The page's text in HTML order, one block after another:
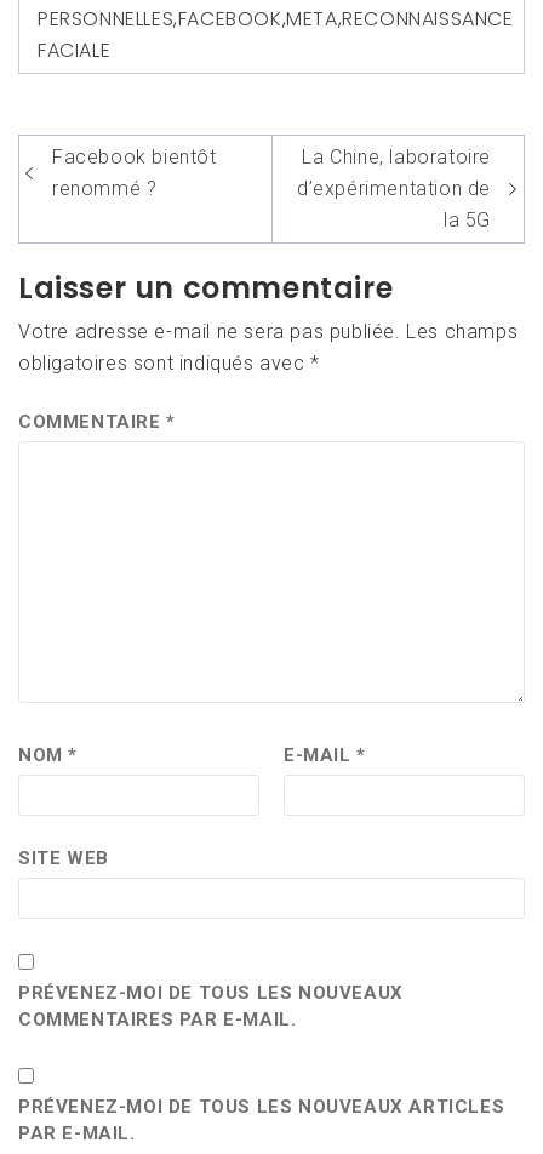
PERSONNELLES,FACEBOOK,META,RECONNAISSANCE
FACIALE
Navigation
de
l’article
Facebook bientôt
renommé ?
La Chine, laboratoire
d’expérimentation de
la 5G
Laisser un commentaire
Votre adresse e-mail ne sera pas publiée. Les champs
obligatoires sont indiqués avec*
COMMENTAIRE*
NOM* E-MAIL*
SITE WEB
PRÉVENEZ-MOI DE TOUS LES NOUVEAUX
COMMENTAIRES PAR E-MAIL.
PRÉVENEZ-MOI DE TOUS LES NOUVEAUX ARTICLES
PAR E-MAIL.